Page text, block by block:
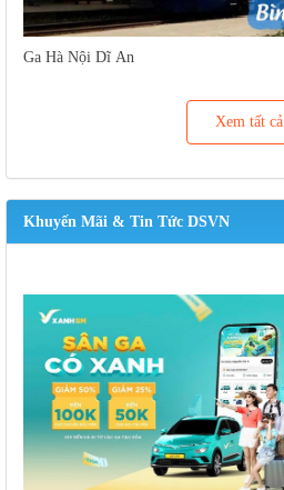
Ga Hà Nội Dĩ An
Xem tất cả
Khuyến Mãi & Tin Tức DSVN